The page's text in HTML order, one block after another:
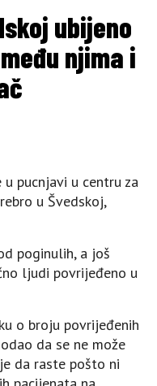
ubijeno
njima i
pucnjavi u centru za
u Švedskoj,
poginulih, a još
ljudi povrijeđeno u
o broju povrijeđenih
da se ne može
da raste pošto ni